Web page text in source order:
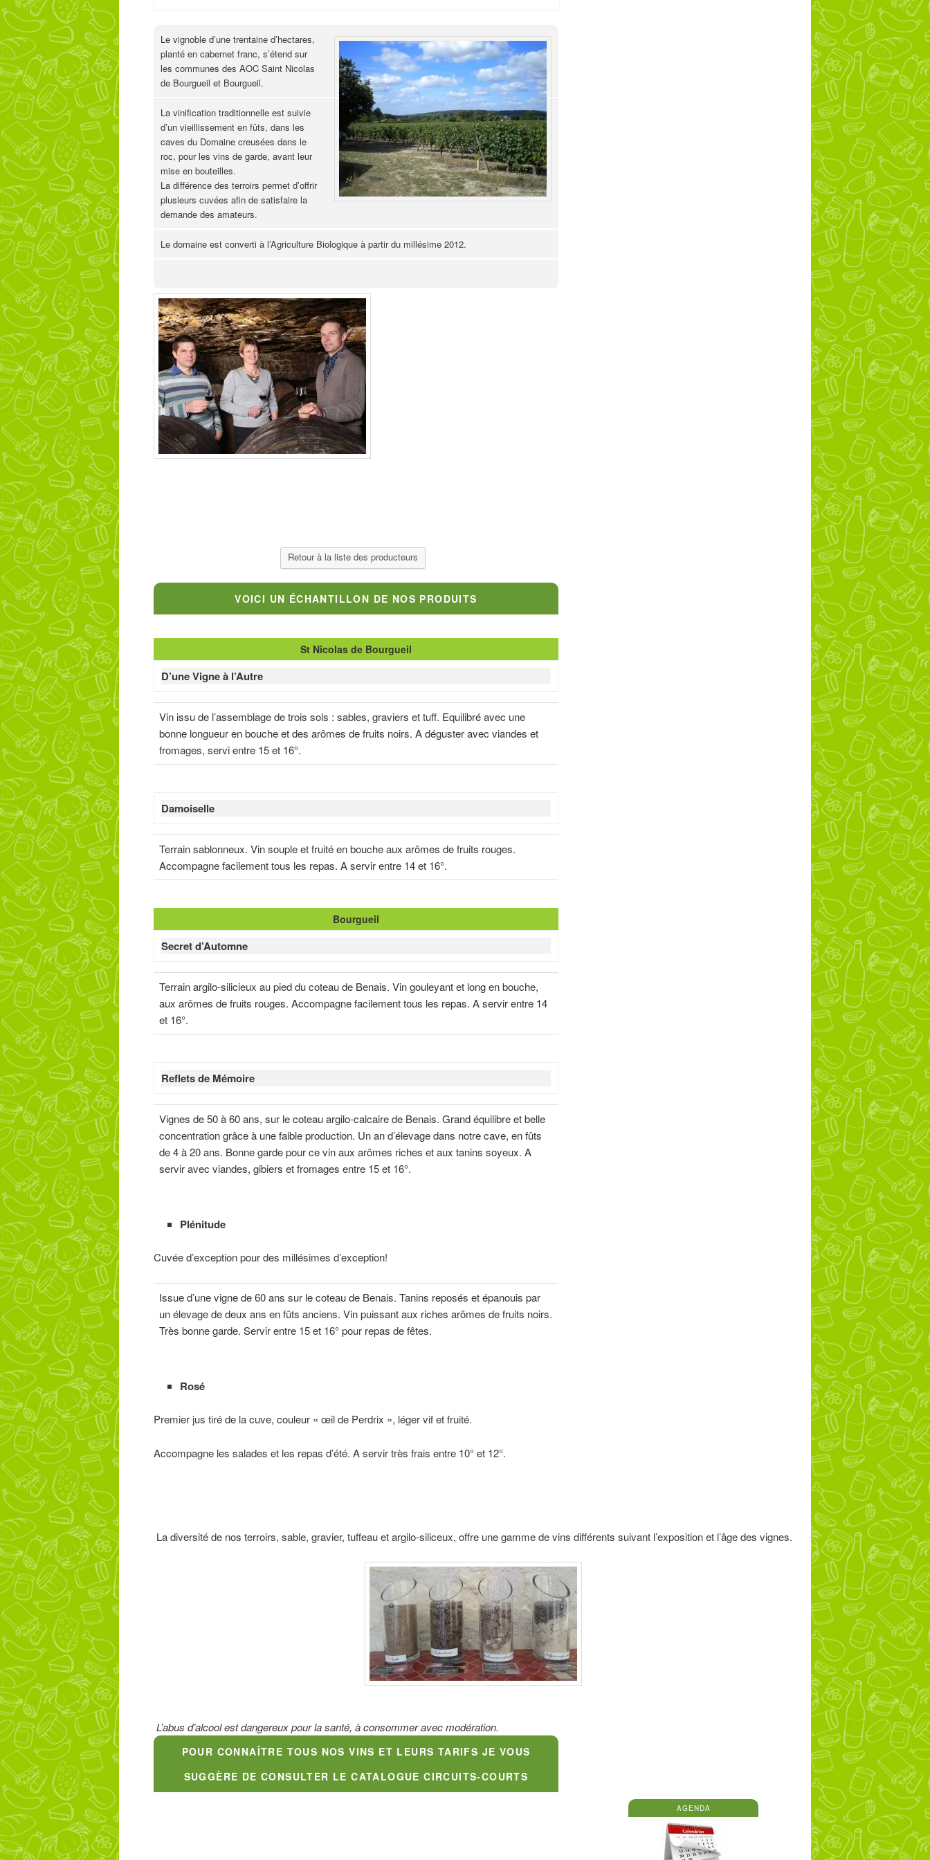
Le vignoble d’une trentaine d’hectares,
planté en cabernet franc, s’étend sur
les communes des AOC Saint Nicolas
de Bourgueil et Bourgueil.
La vinification traditionnelle est suivie
d’un vieillissement en fûts, dans les
caves du Domaine creusées dans le
roc, pour les vins de garde, avant leur
mise en bouteilles.
La différence des terroirs permet d’offrir
plusieurs cuvées afin de satisfaire la
demande des amateurs.
Le domaine est converti à l’Agriculture Biologique à partir du millésime 2012.
Retour à la liste des producteurs
VOICI UN ÉCHANTILLON DE NOS PRODUITS
St Nicolas de Bourgueil
D’une Vigne à l’Autre
Vin issu de l’assemblage de trois sols : sables, graviers et tuff. Equilibré avec une
bonne longueur en bouche et des arômes de fruits noirs. A déguster avec viandes et
fromages, servi entre 15 et 16°.
Damoiselle
Terrain sablonneux. Vin souple et fruité en bouche aux arômes de fruits rouges.
Accompagne facilement tous les repas. A servir entre 14 et 16°.
Bourgueil
Secret d’Automne
Terrain argilo-silicieux au pied du coteau de Benais. Vin gouleyant et long en bouche,
aux arômes de fruits rouges. Accompagne facilement tous les repas. A servir entre 14
et 16°.
Reflets de Mémoire
Vignes de 50 à 60 ans, sur le coteau argilo-calcaire de Benais. Grand équilibre et belle
concentration grâce à une faible production. Un an d’élevage dans notre cave, en fûts
de 4 à 20 ans. Bonne garde pour ce vin aux arômes riches et aux tanins soyeux. A
servir avec viandes, gibiers et fromages entre 15 et 16°.
Plénitude
Cuvée d’exception pour des millésimes d’exception!
Issue d’une vigne de 60 ans sur le coteau de Benais. Tanins reposés et épanouis par
un élevage de deux ans en fûts anciens. Vin puissant aux riches arômes de fruits noirs.
Très bonne garde. Servir entre 15 et 16° pour repas de fêtes.
Rosé
Premier jus tiré de la cuve, couleur « œil de Perdrix », léger vif et fruité.
Accompagne les salades et les repas d’été. A servir très frais entre 10° et 12°.
La diversité de nos terroirs, sable, gravier, tuffeau et argilo-siliceux, offre une gamme de vins différents suivant l’exposition et l’âge des vignes.
L’abus d’alcool est dangereux pour la santé, à consommer avec modération.
POUR CONNAÎTRE TOUS NOS VINS ET LEURS TARIFS JE VOUS
SUGGÈRE DE CONSULTER LE CATALOGUE CIRCUITS-COURTS
AGENDA